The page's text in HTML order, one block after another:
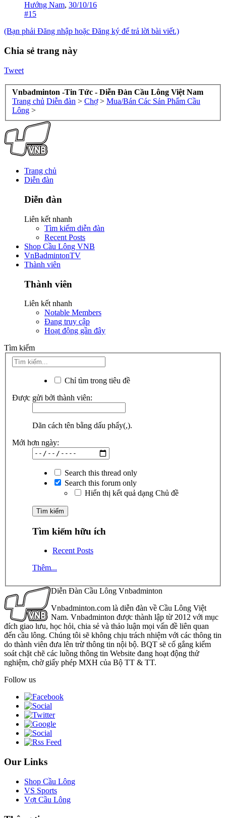
Hướng Nam, 30/10/16
#15
(Bạn phải Đăng nhập hoặc Đăng ký để trả lời bài viết.)
Chia sẻ trang này
Tweet
Vnbadminton -Tin Tức - Diễn Đàn Cầu Lông Việt Nam
Trang chủ Diễn đàn > Chợ > Mua/Bán Các Sản Phẩm Cầu
Lông >
Trang chủ
Diễn đàn
Diễn đàn
Liên kết nhanh
Tìm kiếm diễn đàn
Recent Posts
Shop Cầu Lông VNB
VnBadmintonTV
Thành viên
Thành viên
Liên kết nhanh
Notable Members
Đang truy cập
Hoạt động gần đây
Tìm kiếm
Chỉ tìm trong tiêu đề
Được gửi bởi thành viên:
Dãn cách tên bằng dấu phẩy(,).
Mới hơn ngày:
Search this thread only
Search this forum only
Hiển thị kết quả dạng Chủ đề
Tìm kiếm hữu ích
Recent Posts
Thêm...
Diễn Đàn Cầu Lông Vnbadminton
Vnbadminton.com là diễn đàn về Cầu Lông Việt
Nam. Vnbadminton được thành lập từ 2012 với mục
đích giao lưu, học hỏi, chia sẻ và thảo luận mọi vấn đề liên quan
đến cầu lông. Chúng tôi sẽ không chịu trách nhiệm với các thông tin
do thành viên đưa lên trừ thông tin nội bộ. BQT sẽ cố gắng kiểm
soát chặt chẽ các luồng thông tin Website đang hoạt động thử
nghiệm, chờ giấy phép MXH của Bộ TT & TT.
Follow us
Our Links
Shop Cầu Lông
VS Sports
Vợt Cầu Lông